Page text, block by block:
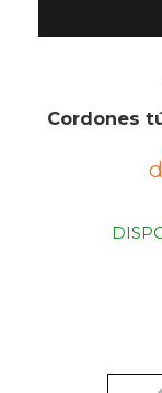
Cordones